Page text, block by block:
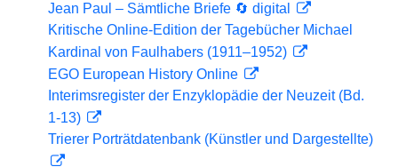
Jean Paul – Sämtliche Briefe 🔄 digital
Kritische Online-Edition der Tagebücher Michael
Kardinal von Faulhabers (1911–1952)
EGO European History Online
Interimsregister der Enzyklopädie der Neuzeit (Bd.
1-13)
Trierer Porträtdatenbank (Künstler und Dargestellte)